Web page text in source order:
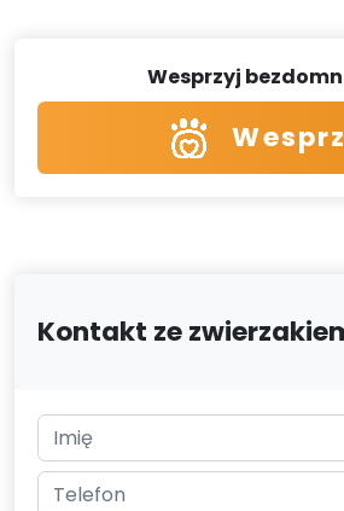
Wesprzyj
Kontakt ze